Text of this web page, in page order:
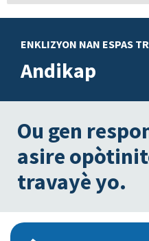
ENKLIZYON NAN ESPAS
Andikap
Ou gen
asire
travayè yo.